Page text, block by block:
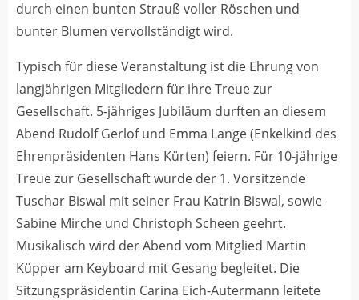
durch einen bunten Strauß voller Röschen und
bunter Blumen vervollständigt wird.
Typisch für diese Veranstaltung ist die Ehrung von
langjährigen Mitgliedern für ihre Treue zur
Gesellschaft. 5-jähriges Jubiläum durften an diesem
Abend Rudolf Gerlof und Emma Lange (Enkelkind des
Ehrenpräsidenten Hans Kürten) feiern. Für 10-jährige
Treue zur Gesellschaft wurde der 1. Vorsitzende
Tuschar Biswal mit seiner Frau Katrin Biswal, sowie
Sabine Mirche und Christoph Scheen geehrt.
Musikalisch wird der Abend vom Mitglied Martin
Küpper am Keyboard mit Gesang begleitet. Die
Sitzungspräsidentin Carina Eich-Autermann leitete